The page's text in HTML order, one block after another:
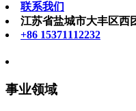
联系我们
江苏省盐城市大丰区西
+86 15371112232
事业领域